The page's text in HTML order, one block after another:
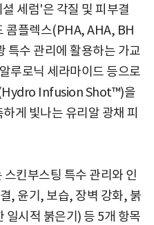
세럼'은 각질 및 피부결
콤플렉스(PHA, AHA, BH
특수 관리에 활용하는 가교
루로닉 세라마이드 등으로
Infusion Shot™)을
게 빛나는 유리알 광채 피
킨부스팅 특수 관리와 인
, 윤기, 보습, 장벽 강화, 붉
일시적 붉은기) 등 5개 항목